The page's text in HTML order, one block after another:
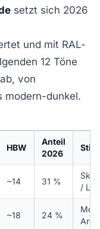
setzt sich 2026
und mit RAL-
12 Töne
von
modern-dunkel.
HBW
Anteil
2026
Stil
~14 31 %
/
~18 24 %